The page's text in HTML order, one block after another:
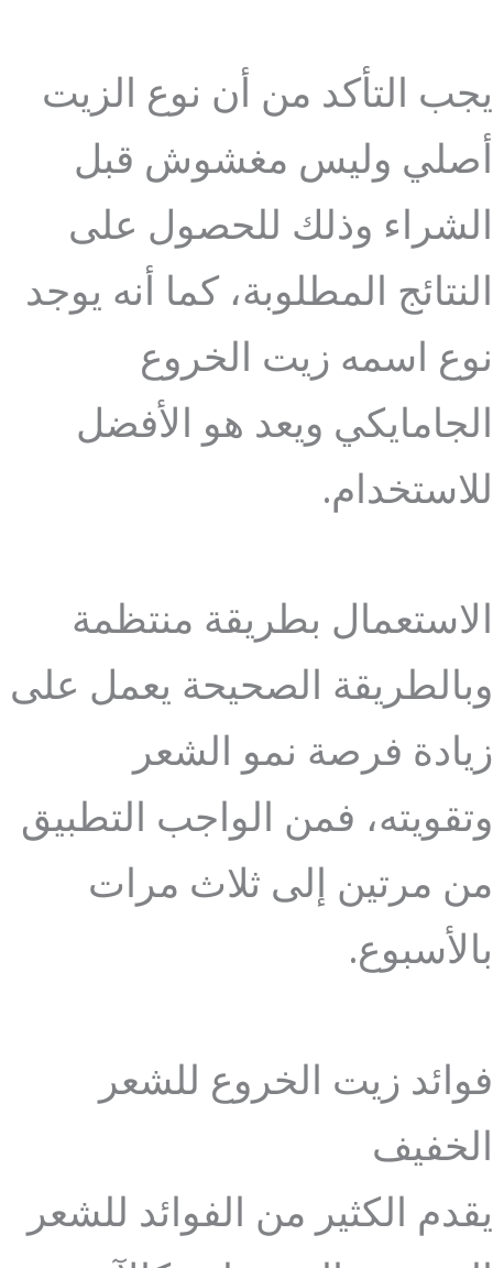
يجب التأكد من أن نوع الزيت
أصلي وليس مغشوش قبل
الشراء وذلك للحصول على
النتائج المطلوبة، كما أنه يوجد
نوع اسمه زيت الخروع
الجامايكي ويعد هو الأفضل
للاستخدام.
الاستعمال بطريقة منتظمة
وبالطريقة الصحيحة يعمل على
زيادة فرصة نمو الشعر
وتقويته، فمن الواجب التطبيق
من مرتين إلى ثلاث مرات
بالأسبوع.
فوائد زيت الخروع للشعر
الخفيف
يقدم الكثير من الفوائد للشعر